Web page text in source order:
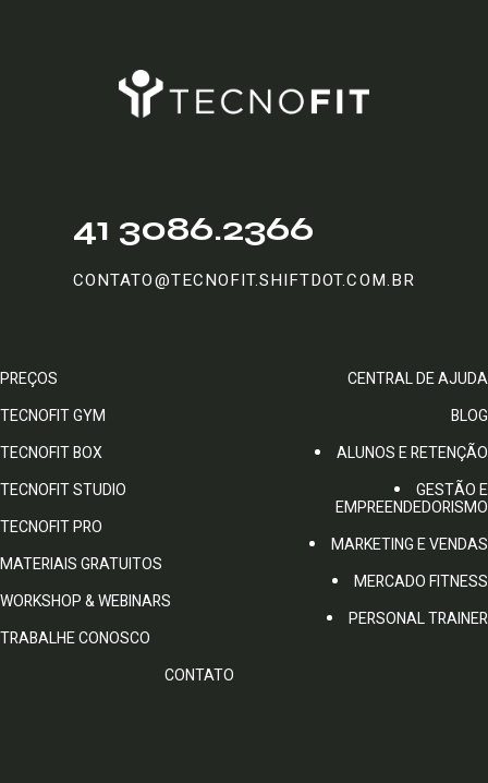
41 3086.2366
CONTATO@TECNOFIT.SHIFTDOT.COM.BR
PREÇOS
TECNOFIT GYM
TECNOFIT BOX
TECNOFIT STUDIO
TECNOFIT PRO
MATERIAIS GRATUITOS
WORKSHOP & WEBINARS
TRABALHE CONOSCO
CONTATO
CENTRAL DE AJUDA
BLOG
ALUNOS E RETENÇÃO
GESTÃO E
EMPREENDEDORISMO
MARKETING E VENDAS
MERCADO FITNESS
PERSONAL TRAINER